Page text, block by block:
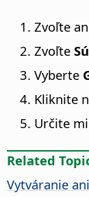
Zvoľte
Zvoľte
Vyberte
Kliknite
Určite
Related
Vytváranie